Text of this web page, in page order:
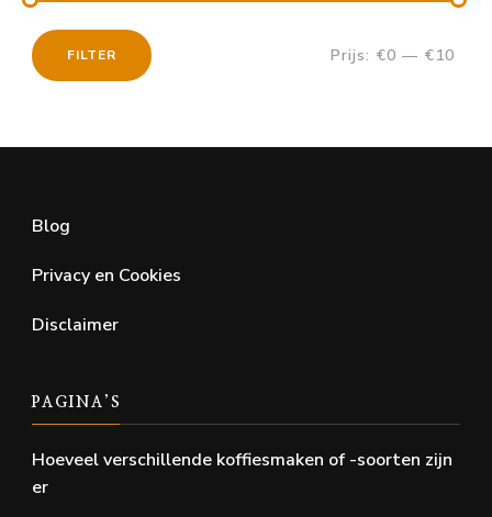
FILTER Prijs: €0 — €10
Blog
Privacy en Cookies
Disclaimer
PAGINA’S
Hoeveel verschillende koffiesmaken of -soorten zijn
er